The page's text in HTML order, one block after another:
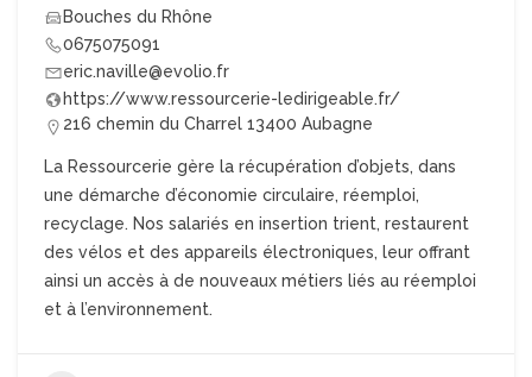
Bouches du Rhône
0675075091
eric.naville@evolio.fr
https://www.ressourcerie-ledirigeable.fr/
216 chemin du Charrel 13400 Aubagne
La Ressourcerie gère la récupération d’objets, dans
une démarche d’économie circulaire, réemploi,
recyclage. Nos salariés en insertion trient, restaurent
des vélos et des appareils électroniques, leur offrant
ainsi un accès à de nouveaux métiers liés au réemploi
et à l’environnement.